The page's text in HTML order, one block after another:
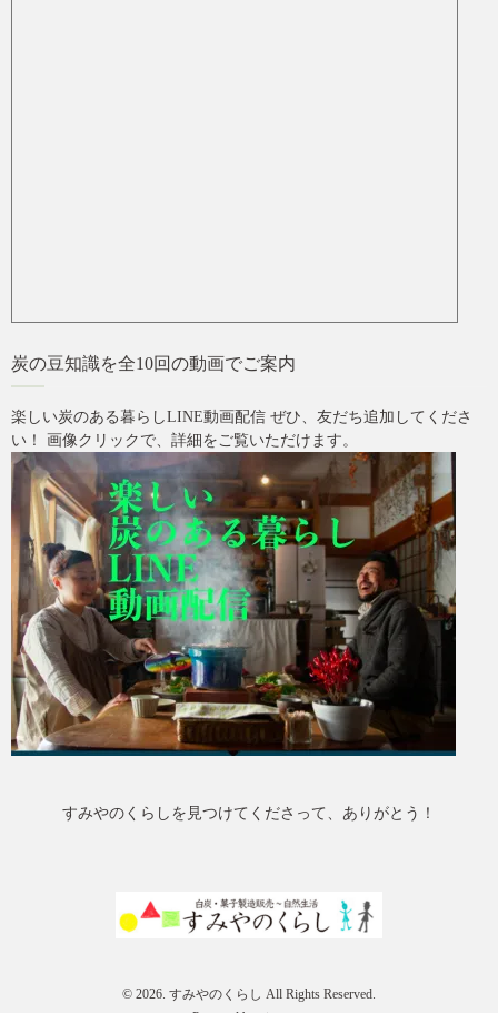
炭の豆知識を全10回の動画でご案内
楽しい炭のある暮らしLINE動画配信 ぜひ、友だち追加してくださ
い！ 画像クリックで、詳細をご覧いただけます。
すみやのくらしを見つけてくださって、ありがとう！
© 2026. すみやのくらし All Rights Reserved.